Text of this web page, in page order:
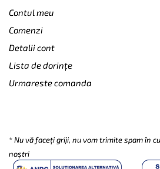
Contul meu
Comenzi
Detalii cont
Lista de dorințe
Urmareste comanda
* Nu vă faceți griji, nu vom trimite spam în
noștri